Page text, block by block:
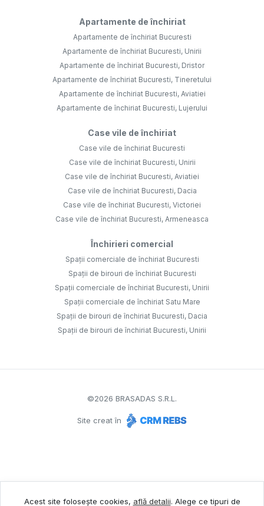
Apartamente de închiriat
Apartamente de închiriat Bucuresti
Apartamente de închiriat Bucuresti, Unirii
Apartamente de închiriat Bucuresti, Dristor
Apartamente de închiriat Bucuresti, Tineretului
Apartamente de închiriat Bucuresti, Aviatiei
Apartamente de închiriat Bucuresti, Lujerului
Case vile de închiriat
Case vile de închiriat Bucuresti
Case vile de închiriat Bucuresti, Unirii
Case vile de închiriat Bucuresti, Aviatiei
Case vile de închiriat Bucuresti, Dacia
Case vile de închiriat Bucuresti, Victoriei
Case vile de închiriat Bucuresti, Armeneasca
Închirieri comercial
Spații comerciale de închiriat Bucuresti
Spații de birouri de închiriat Bucuresti
Spații comerciale de închiriat Bucuresti, Unirii
Spații comerciale de închiriat Satu Mare
Spații de birouri de închiriat Bucuresti, Dacia
Spații de birouri de închiriat Bucuresti, Unirii
©2026 BRASADAS S.R.L.
Site creat în
Acest site folosește cookies, află detalii. Alege ce tipuri de